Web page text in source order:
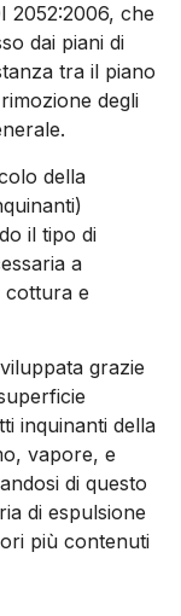
2052:2006, che
dai piani di
tra il piano
degli
della
il tipo di
a
cottura e
grazie
inquinanti della
vapore, e
di questo
di espulsione
più contenuti